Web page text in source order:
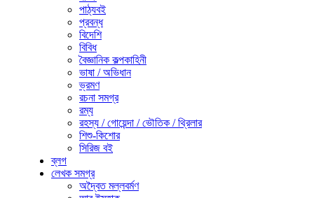
পাঠ্যবই
প্রবন্ধ
বিদেশি
বিবিধ
বৈজ্ঞানিক কল্পকাহিনী
ভাষা / অভিধান
ভ্রমণ
রচনা সমগ্র
রম্য
রহস্য / গোয়েন্দা / ভৌতিক / থ্রিলার
শিশু-কিশোর
সিরিজ বই
ব্লগ
লেখক সমগ্র
অদ্বৈত মল্লবর্মণ